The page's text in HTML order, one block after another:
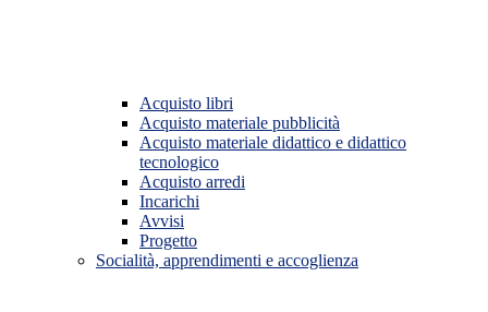
Acquisto libri
Acquisto materiale pubblicità
Acquisto materiale didattico e didattico
tecnologico
Acquisto arredi
Incarichi
Avvisi
Progetto
Socialità, apprendimenti e accoglienza